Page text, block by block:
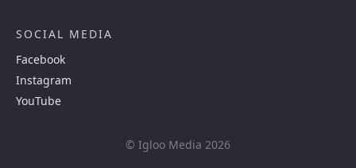
SOCIAL MEDIA
Facebook
Instagram
YouTube
© Igloo Media 2026